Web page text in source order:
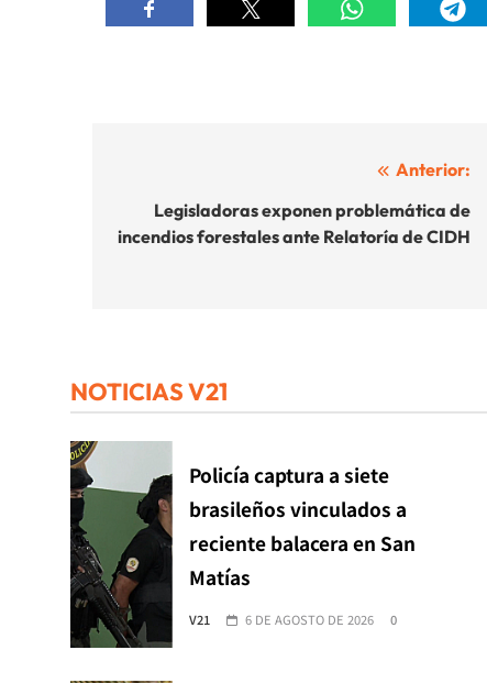
entradas
Anterior:
Legisladoras exponen problemática de
incendios forestales ante Relatoría de CIDH
NOTICIAS V21
Policía captura a siete
brasileños vinculados a
reciente balacera en San
Matías
V21 6 DE AGOSTO DE 2026 0